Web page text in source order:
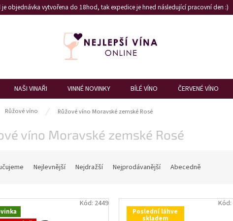
objednávka vytvořena do 18hod, tak expedice je hned následující pracovní den :)
NAŠI VINAŘI VINNÉ NOVINKY BÍLÉ VÍNO ČERVENÉ VÍNO
Růžové víno Růžové víno Moravské zemské Rosé
víno Moravské zemské Rosé
Nejlevnější Nejdražší Nejprodávanější Abecedně
Kód: 2449
Poslední láhve
skladem
Kód: